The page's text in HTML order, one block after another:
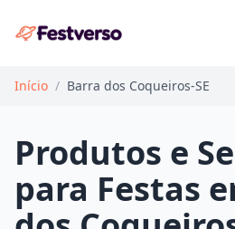
Balões delivery
Início / Barra dos Coqueiros-SE
Produtos e
para Festas